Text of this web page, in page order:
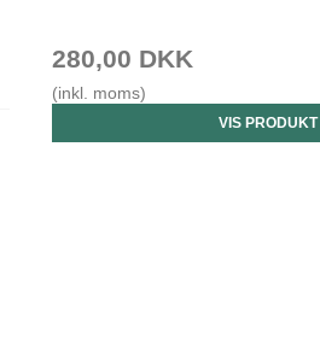
280,00 DKK
(inkl. moms)
VIS PRODUKT